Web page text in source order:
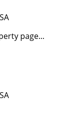
page...